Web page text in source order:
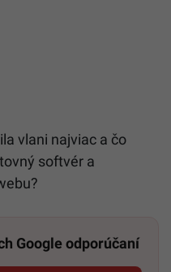
vlani najviac a čo
softvér a
Google odporúčaní